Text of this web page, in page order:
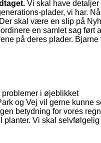
Vi skal have
plader, vi har.
skal være en slip på
en samlet sag ført
på deres plader.
problemer i øjeblikket
og Vej vil gerne kunne
betydning for vores
planter. Vi skal